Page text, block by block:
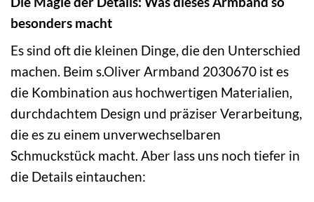
besonders macht
Es sind oft die kleinen Dinge, die den Unterschied
machen. Beim s.Oliver Armband 2030670 ist es
die Kombination aus hochwertigen Materialien,
durchdachtem Design und präziser Verarbeitung,
die es zu einem unverwechselbaren
Schmuckstück macht. Aber lass uns noch tiefer in
die Details eintauchen: